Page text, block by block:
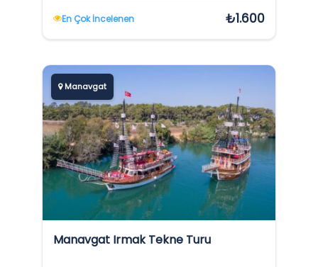
En Çok İncelenen ₺1.600
Manavgat
Manavgat Irmak Tekne Turu